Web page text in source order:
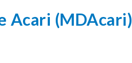
Acari (MDAcari)